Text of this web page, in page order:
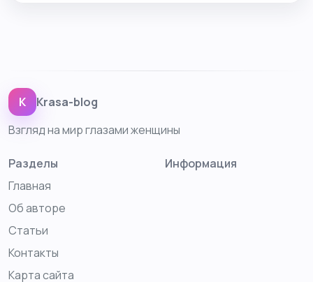
K
Krasa-blog
Взгляд на мир глазами женщины
Разделы
Главная
Об авторе
Статьи
Контакты
Карта сайта
Информация